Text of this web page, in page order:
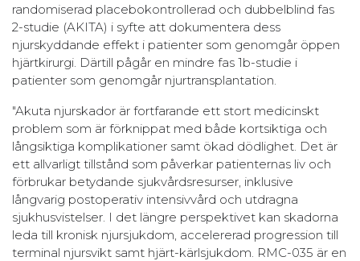
randomiserad placebokontrollerad och dubbelblind fas
2-studie (AKITA) i syfte att dokumentera dess
njurskyddande effekt i patienter som genomgår öppen
hjärtkirurgi. Därtill pågår en mindre fas 1b-studie i
patienter som genomgår njurtransplantation.
"Akuta njurskador är fortfarande ett stort medicinskt
problem som är förknippat med både kortsiktiga och
långsiktiga komplikationer samt ökad dödlighet. Det är
ett allvarligt tillstånd som påverkar patienternas liv och
förbrukar betydande sjukvårdsresurser, inklusive
långvarig postoperativ intensivvård och utdragna
sjukhusvistelser. I det längre perspektivet kan skadorna
leda till kronisk njursjukdom, accelererad progression till
terminal njursvikt samt hjärt-kärlsjukdom. RMC-035 är en